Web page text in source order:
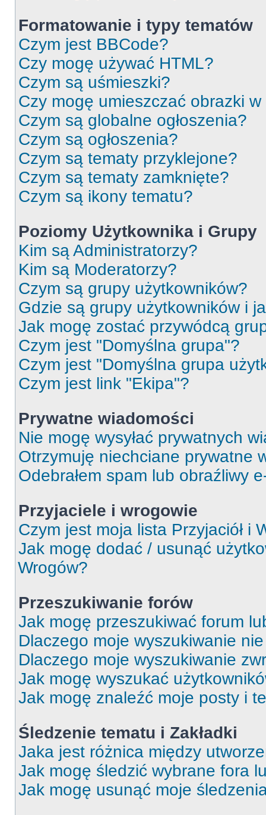
Formatowanie i typy tematów
Czym jest BBCode?
Czy mogę używać HTML?
Czym są uśmieszki?
Czy mogę umieszczać obrazki
Czym są globalne ogłoszenia?
Czym są ogłoszenia?
Czym są tematy przyklejone?
Czym są tematy zamknięte?
Czym są ikony tematu?
Poziomy Użytkownika i Grupy
Kim są Administratorzy?
Kim są Moderatorzy?
Czym są grupy użytkowników?
Gdzie są grupy użytkowników i
Jak mogę zostać przywódcą
Czym jest "Domyślna grupa"?
Czym jest "Domyślna grupa
Czym jest link "Ekipa"?
Prywatne wiadomości
Nie mogę wysyłać prywatnych
Otrzymuję niechciane prywatne
Odebrałem spam lub obraźliwy
Przyjaciele i wrogowie
Czym jest moja lista Przyjaciół i
Jak mogę dodać / usunąć
Wrogów?
Przeszukiwanie forów
Jak mogę przeszukiwać forum
Dlaczego moje wyszukiwanie
Dlaczego moje wyszukiwanie
Jak mogę wyszukać
Jak mogę znaleźć moje posty i
Śledzenie tematu i Zakładki
Jaka jest różnica między
Jak mogę śledzić wybrane fora
Jak mogę usunąć moje